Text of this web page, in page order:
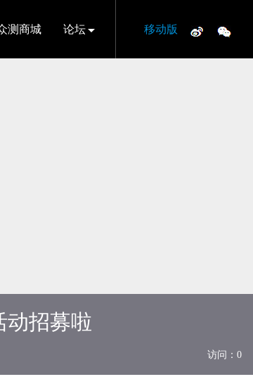
测商城 论坛 移动版
动招募啦
访问： 0